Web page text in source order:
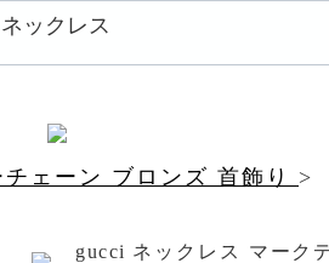
ネックレス
ェーン ブロンズ 首飾り >
gucci ネックレス マーク